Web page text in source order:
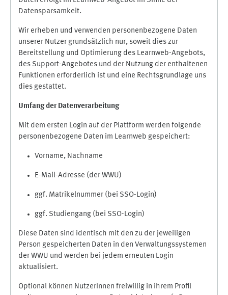
Datensparsamkeit.
Wir erheben und verwenden personenbezogene Daten
unserer Nutzer grundsätzlich nur, soweit dies zur
Bereitstellung und Optimierung des Learnweb-Angebots,
des Support-Angebotes und der Nutzung der enthaltenen
Funktionen erforderlich ist und eine Rechtsgrundlage uns
dies gestattet.
Umfang der Datenverarbeitung
Mit dem ersten Login auf der Plattform werden folgende
personenbezogene Daten im Learnweb gespeichert:
Vorname, Nachname
E-Mail-Adresse (der WWU)
ggf. Matrikelnummer (bei SSO-Login)
ggf. Studiengang (bei SSO-Login)
Diese Daten sind identisch mit den zu der jeweiligen
Person gespeicherten Daten in den Verwaltungssystemen
der WWU und werden bei jedem erneuten Login
aktualisiert.
Optional können NutzerInnen freiwillig in ihrem Profil